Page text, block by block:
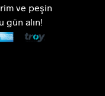
ve peşin
gün alın!